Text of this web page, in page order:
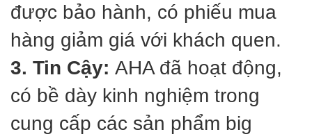
được bảo hành, có phiếu mua
hàng giảm giá với khách quen.
3. Tin Cậy: AHA đã hoạt động,
có bề dày kinh nghiệm trong
cung cấp các sản phẩm big